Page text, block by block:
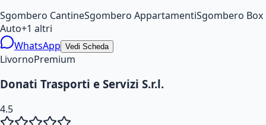
Sgombero CantineSgombero AppartamentiSgombero Box
Auto+1 altri
WhatsApp Vedi Scheda
LivornoPremium
Donati Trasporti e Servizi S.r.l.
4.5